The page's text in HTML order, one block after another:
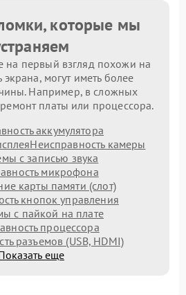
которые мы
на первый взгляд похожи на
экрана, могут иметь более
Например, в сложных
ремонт платы или процессора.
аккумулятора
Неисправность камеры
с записью звука
микрофона
карты памяти (слот)
кнопок управления
с пайкой на плате
процессора
разъемов (USB, HDMI)
еще